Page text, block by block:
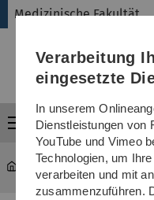
Medizinische Fakultät
Menü
Medizinische Fakultät
Verarbeitung
eingesetzte
In unserem
Dienstleistungen von
YouTube und Vimeo
Technologien, um
verarbeiten und mit
zusammenzuführen.